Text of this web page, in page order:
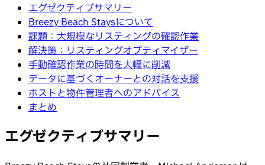
エグゼクティブサマリー
Breezy Beach Staysについて
課題：大規模なリスティングの確認作業
解決策：リスティングオプティマイザー
手動確認作業の時間を大幅に削減
データに基づくオーナーとの対話を支援
ホストと物件管理者へのアドバイス
まとめ
エグゼクティブサマリー